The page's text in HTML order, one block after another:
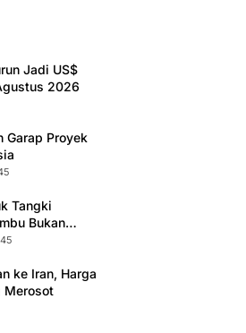
Jadi US$
2026
Garap Proyek
Tangki
Bukan
ke Iran, Harga
Merosot